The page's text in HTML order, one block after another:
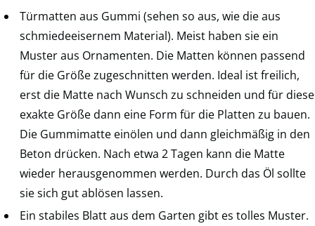
Türmatten aus Gummi (sehen so aus, wie die aus
schmiedeeisernem Material). Meist haben sie ein
Muster aus Ornamenten. Die Matten können passend
für die Größe zugeschnitten werden. Ideal ist freilich,
erst die Matte nach Wunsch zu schneiden und für diese
exakte Größe dann eine Form für die Platten zu bauen.
Die Gummimatte einölen und dann gleichmäßig in den
Beton drücken. Nach etwa 2 Tagen kann die Matte
wieder herausgenommen werden. Durch das Öl sollte
sie sich gut ablösen lassen.
Ein stabiles Blatt aus dem Garten gibt es tolles Muster.